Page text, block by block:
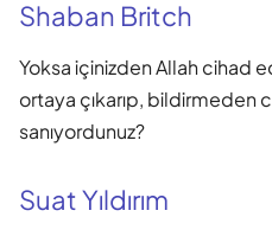
Shaban Britch
Yoksa içinizden Allah cihad
ortaya çıkarıp, bildirmeden
sanıyordunuz?
Suat Yıldırım